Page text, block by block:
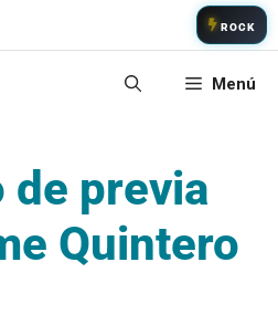
ROCK
Menú
de previa
Quintero